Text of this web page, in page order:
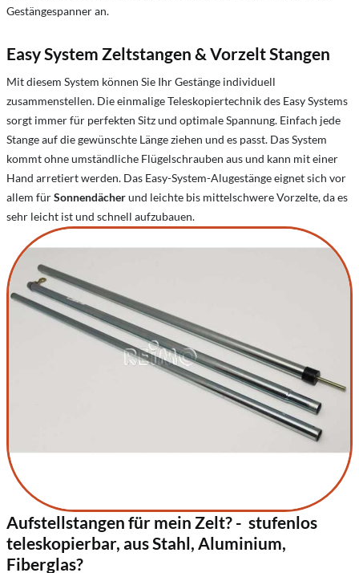
Gestängespanner an.
Easy System Zeltstangen & Vorzelt Stangen
Mit diesem System können Sie Ihr Gestänge individuell
zusammenstellen. Die einmalige Teleskopiertechnik des Easy Systems
sorgt immer für perfekten Sitz und optimale Spannung. Einfach jede
Stange auf die gewünschte Länge ziehen und es passt. Das System
kommt ohne umständliche Flügelschrauben aus und kann mit einer
Hand arretiert werden. Das Easy-System-Alugestänge eignet sich vor
allem fürSonnendächerund leichte bis mittelschwere Vorzelte, da es
sehr leicht ist und schnell aufzubauen.
Aufstellstangen für mein Zelt? - stufenlos
teleskopierbar, aus Stahl, Aluminium,
Fiberglas?